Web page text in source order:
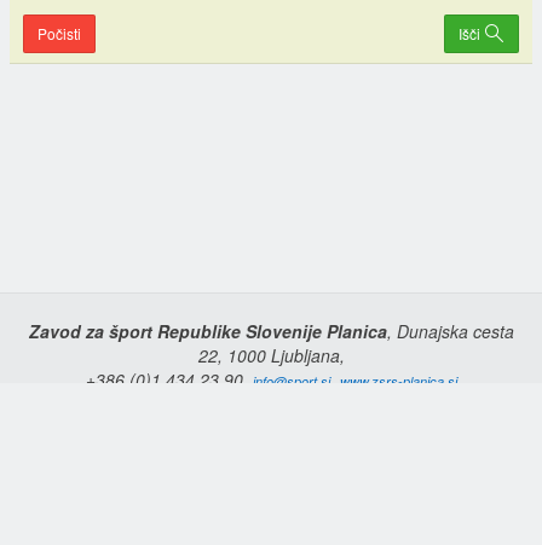
Počisti Išči
Zavod za šport Republike Slovenije Planica, Dunajska cesta
22, 1000 Ljubljana,
+386 (0)1 434 23 90, info@sport.si, www.zsrs-planica.si